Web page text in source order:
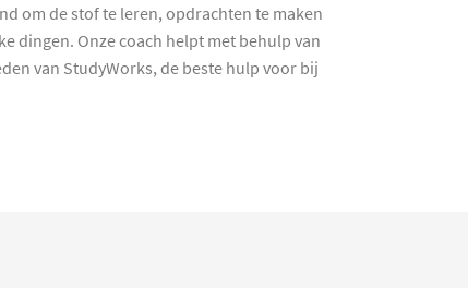
om de stof te leren, opdrachten te maken
dingen. Onze coach helpt met behulp van
van StudyWorks, de beste hulp voor bij